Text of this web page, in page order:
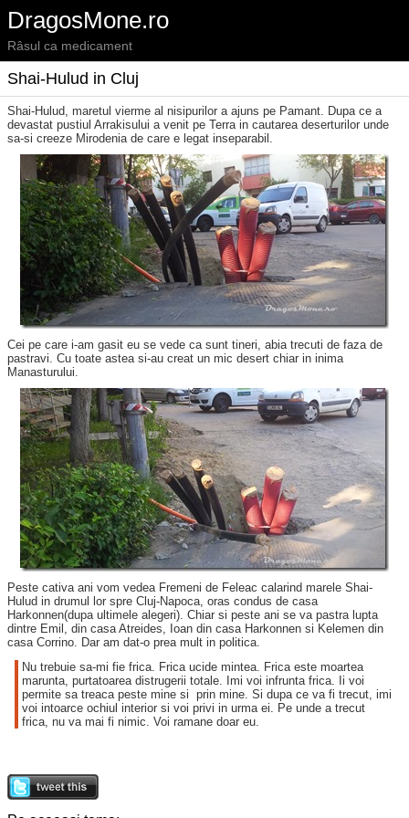
DragosMone.ro
Râsul ca medicament
Shai-Hulud in Cluj
Shai-Hulud, maretul vierme al nisipurilor a ajuns pe Pamant. Dupa ce a
devastat pustiul Arrakisului a venit pe Terra in cautarea deserturilor unde
sa-si creeze Mirodenia de care e legat inseparabil.
Cei pe care i-am gasit eu se vede ca sunt tineri, abia trecuti de faza de
pastravi. Cu toate astea si-au creat un mic desert chiar in inima
Manasturului.
Peste cativa ani vom vedea Fremeni de Feleac calarind marele Shai-
Hulud in drumul lor spre Cluj-Napoca, oras condus de casa
Harkonnen(dupa ultimele alegeri). Chiar si peste ani se va pastra lupta
dintre Emil, din casa Atreides, Ioan din casa Harkonnen si Kelemen din
casa Corrino. Dar am dat-o prea mult in politica.
Nu trebuie sa-mi fie frica. Frica ucide mintea. Frica este moartea
marunta, purtatoarea distrugerii totale. Imi voi infrunta frica. Ii voi
permite sa treaca peste mine si prin mine. Si dupa ce va fi trecut, imi
voi intoarce ochiul interior si voi privi in urma ei. Pe unde a trecut
frica, nu va mai fi nimic. Voi ramane doar eu.